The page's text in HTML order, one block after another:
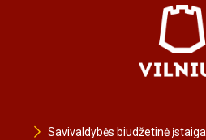
Savivaldybės biudžetinė įstaiga.